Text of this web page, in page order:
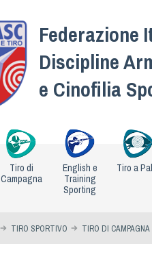
Federazione
Discipline
e Cinofilia
Tiro di
Campagna
English e
Training
Sporting
Tiro a
TIRO SPORTIVO TIRO DI CAMPAGNA